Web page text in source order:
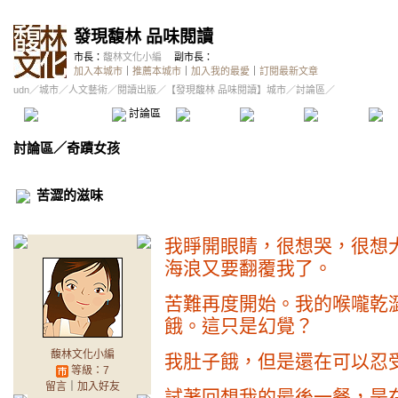
發現馥林 品味閱讀
市長： 馥林文化小編
副市長：
加入本城市
推薦本城市 加入我的最愛
訂閱最新文章
udn／城市／人文藝術／閱讀出版 ／ 【發現馥林 品味閱讀】城市／討論區／
討論區 精華區 投票區 影像館
討論區／奇蹟女孩
苦澀的滋味
馥林文化小編
等級：7
留言｜ 加入好友
我睜開眼睛，很想哭，很想
海浪又要翻覆我了。
苦難再度開始。我的喉嚨乾
餓。這只是幻覺？
我肚子餓，但是還在可以忍